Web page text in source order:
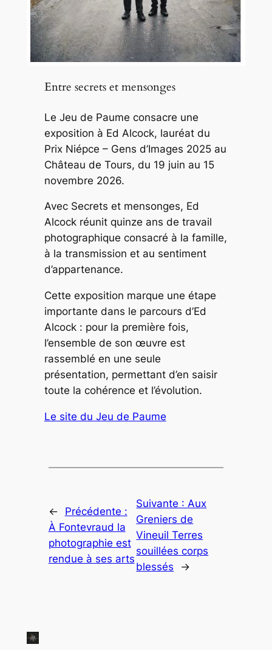
Entre secrets et mensonges
Le Jeu de Paume consacre une
exposition à Ed Alcock, lauréat du
Prix Niépce – Gens d’Images 2025 au
Château de Tours, du 19 juin au 15
novembre 2026.
Avec Secrets et mensonges, Ed
Alcock réunit quinze ans de travail
photographique consacré à la famille,
à la transmission et au sentiment
d’appartenance.
Cette exposition marque une étape
importante dans le parcours d’Ed
Alcock : pour la première fois,
l’ensemble de son œuvre est
rassemblé en une seule
présentation, permettant d’en saisir
toute la cohérence et l’évolution.
Le site du Jeu de Paume
←
Précédente :
À Fontevraud la
photographie est
rendue à ses arts
Suivante : Aux
Greniers de
Vineuil Terres
souillées corps
blessés
→